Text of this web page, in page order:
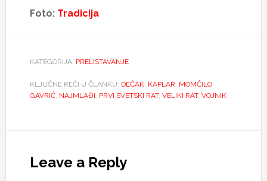
Foto: Tradicija
KATEGORIJA: PRELISTAVANJE
KLJUČNE REČI U ČLANKU: DEČAK, KAPLAR MOMČILO
GAVRIĆ, NAJMLAĐI PRVI SVETSKI RAT, VELIKI RAT, VOJNIK
Interactions
Leave a Reply